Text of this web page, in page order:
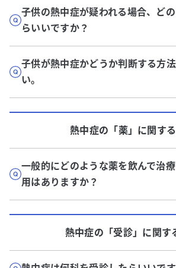
子供の熱中症が疑われる場合、ど
らいいですか？
子供が熱中症かどうか判断する方
い。
熱中症の「薬」に関す
一般的にどのような薬を飲んで治
用はありますか？
熱中症の「受診」に関す